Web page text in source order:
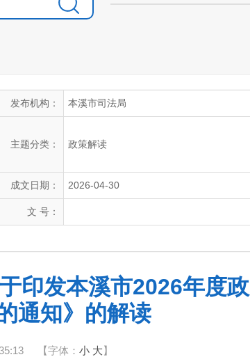
发布机构： 本溪市司法局
主题分类： 政策解读
成文日期： 2026-04-30
文 号：
印发本溪市2026年度政
通知》的解读
【字体： 小 大】